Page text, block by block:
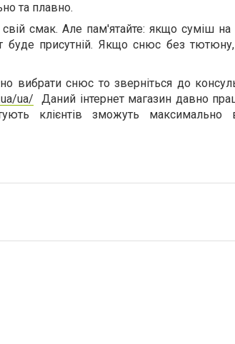
та плавно.
смак. Але пам'ятайте: якщо суміш на
присутній. Якщо снюс без
снюс то зверніться до
ua/ Даний інтернет магазин давно
клієнтів зможуть максимально